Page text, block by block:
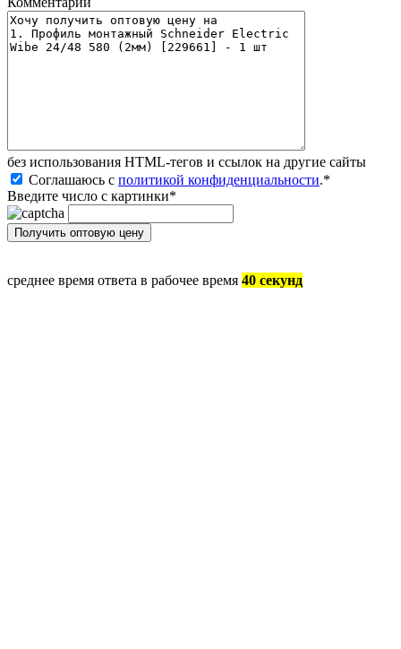
без иcпользования HTML-тегов и ссылок на другие сайты
Соглашаюсь с политикой конфиденциальности.*
Введите число с картинки*
среднее время ответа в рабочее время 40 секунд